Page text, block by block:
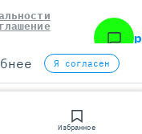
Избранное
2026 Я согласен